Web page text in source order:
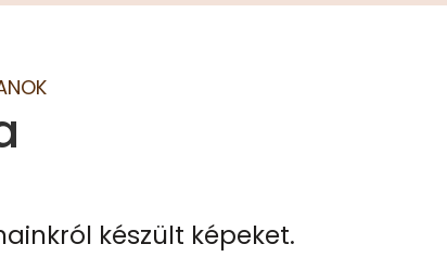
készült képeket.